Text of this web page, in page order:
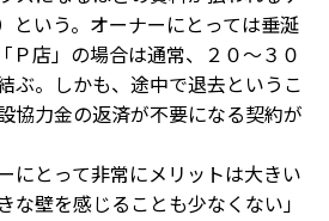
という。オーナーにとっては垂涎
Ｐ店」の場合は通常、２０～３０
ぶ。しかも、途中で退去というこ
協力金の返済が不要になる契約が
にとって非常にメリットは大きい
な壁を感じることも少なくない」